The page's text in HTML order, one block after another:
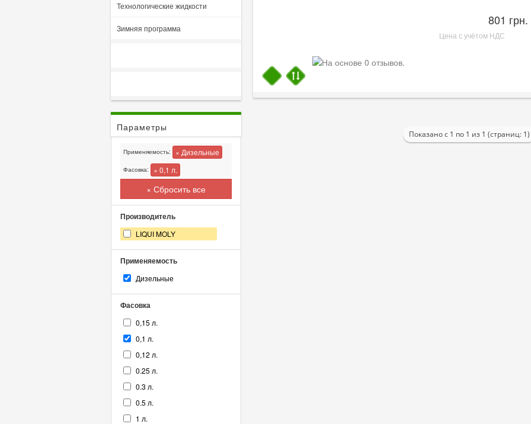
Технологические жидкости
Зимняя программа
Параметры
Применяемость: × Дизельные
Фасовка: × 0,1 л.
× Сбросить все
Производитель
LIQUI MOLY
Применяемость
Дизельные
Фасовка
0,15 л.
0,1 л.
0,12 л.
0.25 л.
0.3 л.
0.5 л.
1 л.
801 грн.
Цена с учётом НДС
Показано с 1 по 1 из 1 (страниц: 1)